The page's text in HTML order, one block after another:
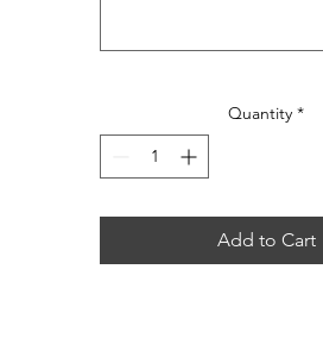
Quantity *
Add to Cart